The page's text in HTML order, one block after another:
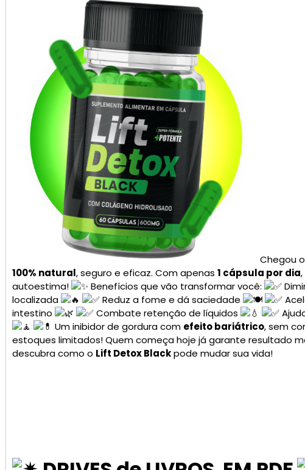
Chegou
100% natural, seguro e eficaz. Com apenas 1 cápsula por dia
autoestima!
Benefícios que vão transformar você:
localizada
Reduz a fome e dá saciedade
intestino
Combate retenção de líquidos
Um inibidor de gordura com efeito bariátrico, sem
estoques limitados! Quem começa hoje já garante resultado
descubra como o Lift Detox Blackpode mudar sua vida!